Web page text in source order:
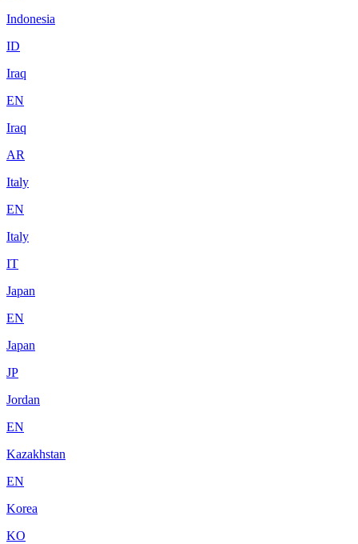
Indonesia
ID
Iraq
EN
Iraq
AR
Italy
EN
Italy
IT
Japan
EN
Japan
JP
Jordan
EN
Kazakhstan
EN
Korea
KO